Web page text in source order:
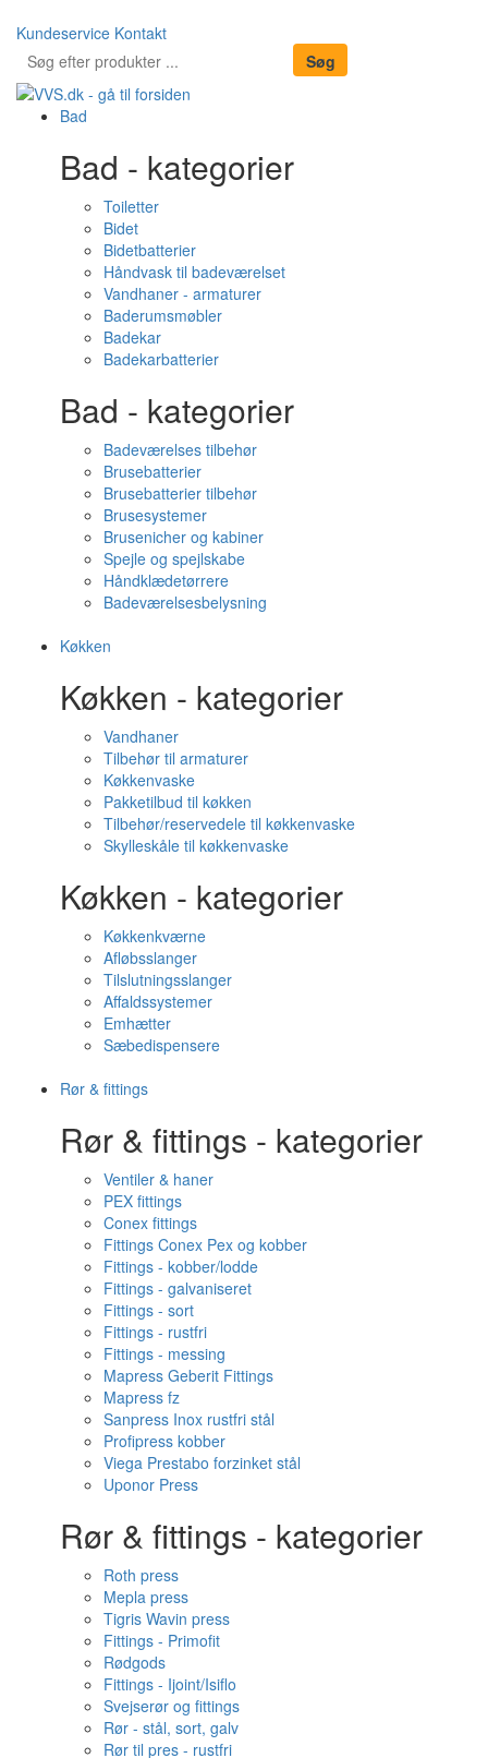
Kundeservice Kontakt
Bad
Bad - kategorier
Toiletter
Bidet
Bidetbatterier
Håndvask til badeværelset
Vandhaner - armaturer
Baderumsmøbler
Badekar
Badekarbatterier
Bad - kategorier
Badeværelses tilbehør
Brusebatterier
Brusebatterier tilbehør
Brusesystemer
Brusenicher og kabiner
Spejle og spejlskabe
Håndklædetørrere
Badeværelsesbelysning
Køkken
Køkken - kategorier
Vandhaner
Tilbehør til armaturer
Køkkenvaske
Pakketilbud til køkken
Tilbehør/reservedele til køkkenvaske
Skylleskåle til køkkenvaske
Køkken - kategorier
Køkkenkværne
Afløbsslanger
Tilslutningsslanger
Affaldssystemer
Emhætter
Sæbedispensere
Rør & fittings
Rør & fittings - kategorier
Ventiler & haner
PEX fittings
Conex fittings
Fittings Conex Pex og kobber
Fittings - kobber/lodde
Fittings - galvaniseret
Fittings - sort
Fittings - rustfri
Fittings - messing
Mapress Geberit Fittings
Mapress fz
Sanpress Inox rustfri stål
Profipress kobber
Viega Prestabo forzinket stål
Uponor Press
Rør & fittings - kategorier
Roth press
Mepla press
Tigris Wavin press
Fittings - Primofit
Rødgods
Fittings - Ijoint/Isiflo
Svejserør og fittings
Rør - stål, sort, galv
Rør til pres - rustfri